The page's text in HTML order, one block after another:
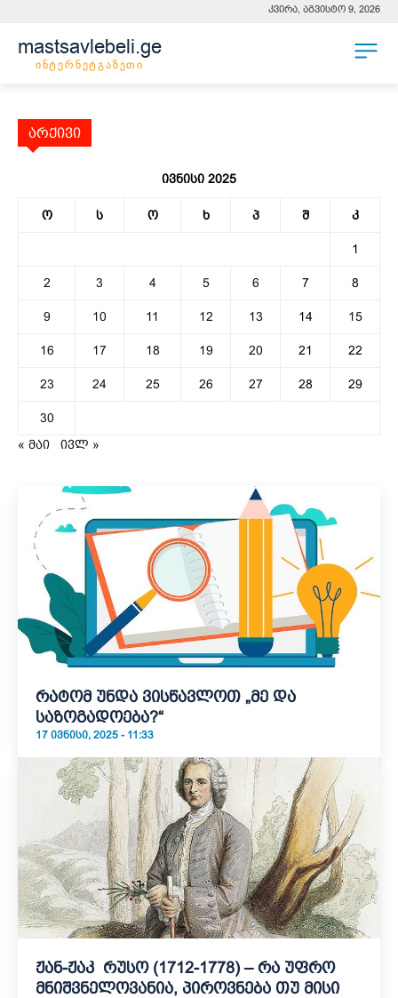
კვირა, აგვისტო 9, 2026
mastsavlebeli.ge
ინტერნეტგაზეთი
არქივი
ივნისი 2025
ო ს ო ხ პ შ კ
1
2 3 4 5 6 7 8
9 10 11 12 13 14 15
16 17 18 19 20 21 22
23 24 25 26 27 28 29
30
« მაი
ივლ »
რატომ უნდა ვისწავლოთ „მე და
საზოგადოება?“
17 ᲘᲕᲜᲘᲡᲘ, 2025 - 11:33
ჟან-ჟაკ რუსო (1712-1778) – რა უფრო
მნიშვნელოვანია, პიროვნება თუ მისი